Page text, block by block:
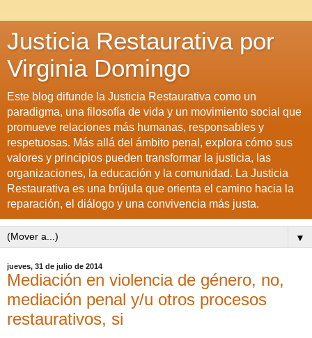
Justicia Restaurativa por
Virginia Domingo
Este blog difunde la Justicia Restaurativa como un
paradigma, una filosofía de vida y un movimiento social que
promueve relaciones más humanas, responsables y
respetuosas. Más allá del ámbito penal, explora cómo sus
valores y principios pueden transformar la justicia, las
organizaciones, la educación y la comunidad. La Justicia
Restaurativa es una brújula que orienta el camino hacia la
reparación, el diálogo y una convivencia más justa.
▼
jueves, 31 de julio de 2014
Mediación en violencia de género, no,
mediación penal y/u otros procesos
restaurativos, si